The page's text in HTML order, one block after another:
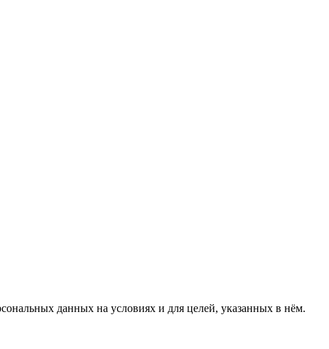
данных на условиях и для целей, указанных в нём.